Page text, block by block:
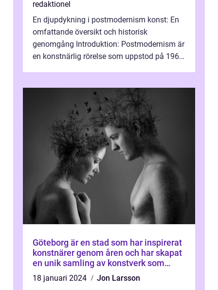
redaktionel
En djupdykning i postmodernism konst: En
omfattande översikt och historisk
genomgång Introduktion: Postmodernism är
en konstnärlig rörelse som uppstod på 1960-
Göteborg är en stad som har inspirerat
konstnärer genom åren och har skapat
en unik samling av konstverk som
representerar staden
18 januari 2024
Jon Larsson